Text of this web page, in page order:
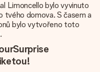
Limoncello bylo vyvinuto
tvého domova. S časem a
bylo vytvořeno toto